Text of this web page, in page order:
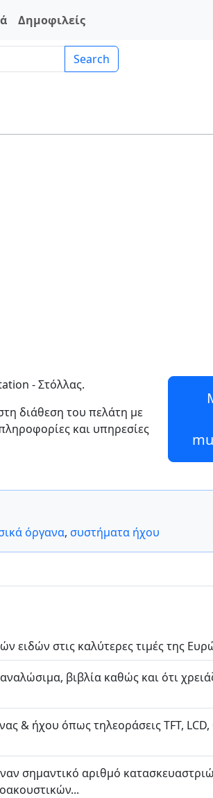
Δημοφιλείς
Search
- Στόλλας.
διάθεση του πελάτη με
και υπηρεσίες
όργανα, συστήματα ήχου
ειδών στις καλύτερες τιμές της
βιβλία καθώς και ότι
& ήχου όπως τηλεοράσεις TFT, LCD,
σημαντικό αριθμό